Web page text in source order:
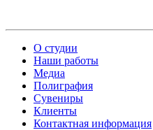
О студии
Наши работы
Медиа
Полиграфия
Сувениры
Клиенты
Контактная информация